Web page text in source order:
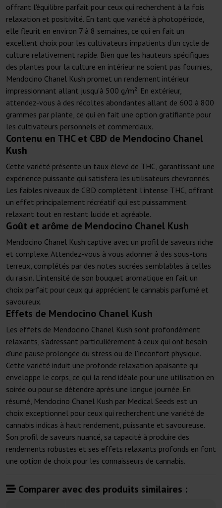
offrant l'équilibre parfait pour ceux qui recherchent à la fois
relaxation et positivité. En tant que variété à photopériode,
elle fleurit en environ 7 à 8 semaines, ce qui en fait un
excellent choix pour les cultivateurs impatients d’un cycle de
culture relativement rapide. Bien que les hauteurs spécifiques
des plantes pour la culture en intérieur ne soient pas fournies,
Mendocino Chanel Kush promet un rendement intérieur
impressionnant allant jusqu'à 500 g/m². En extérieur,
attendez-vous à des récoltes abondantes allant de 600 à 800
grammes par plante, ce qui en fait une option gratifiante pour
les cultivateurs personnels et commerciaux.
Contenu en THC et CBD de Mendocino Chanel
Kush
Cette variété présente un taux élevé de THC, garantissant une
expérience puissante qui satisfera les utilisateurs chevronnés.
Les faibles niveaux de CBD complètent l'intense THC, offrant
un effet principalement récréatif qui est puissamment
relaxant tout en restant lucide et agréable.
Goût et arôme de Mendocino Chanel Kush
Mendocino Chanel Kush captive avec un profil de saveurs riche
et complexe. Attendez-vous à vous adonner à des sous-tons
terreux, complétés par des notes sucrées semblables à celles
du raisin. L'intensité de son bouquet aromatique en fait un
choix parfait pour ceux qui apprécient le cannabis parfumé et
savoureux.
Effets de Mendocino Chanel Kush
Les effets de Mendocino Chanel Kush sont profondément
relaxants, s'adressant particulièrement à ceux qui ont besoin
d'une pause prolongée du stress ou de l'inconfort physique.
Cette variété induit une profonde relaxation apaisante qui
enveloppe le corps, ce qui la rend idéale pour une utilisation en
soirée ou pour se détendre après une longue journée. En
résumé, Mendocino Chanel Kush par Medical Seeds est un
choix exceptionnel pour ceux qui recherchent une variété de
cannabis indicas à haut rendement, puissante et savoureuse.
Son profil de saveurs nuancé, sa capacité à produire des
rendements robustes et ses effets relaxants profonds en font
une option de choix pour les connaisseurs de cannabis.
Comparer avec des produits similaires :